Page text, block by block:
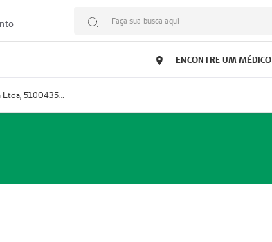
Faça sua busca aqui
ENCONTRE UM MÉDICO
Prestador Centro Médico Vitória Ltda, 51004350-4: Centro Médico Vitória Ltda (Nome Fantasia: Policlínica Master)